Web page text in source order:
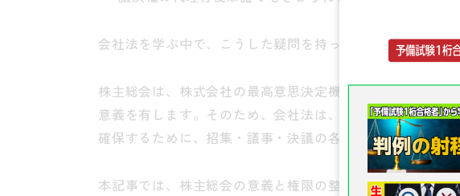
会社法を学ぶ中で、こうした疑問を持った方は多いのでは
株主総会は、株式会社の最高意思決定機関であり、その決
意義を有します。そのため、会社法は、株主に出席と準備
確保するために、招集・議事・決議の各場面で詳細な手続
本記事では、株主総会の意義と権限の整理から始め、招集